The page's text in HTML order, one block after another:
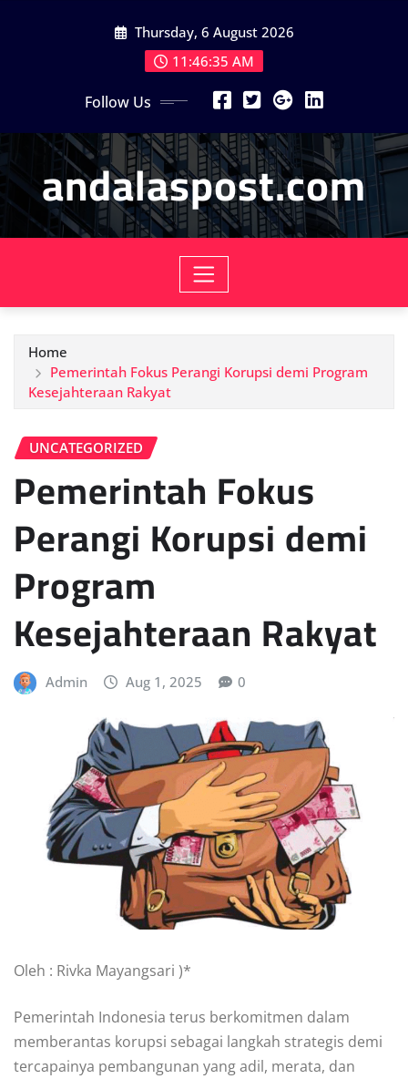
Thursday, 6 August 2026
11:46:37 AM
Follow Us
andalaspost.com
Home
Pemerintah Fokus Perangi Korupsi demi Program
Kesejahteraan Rakyat
UNCATEGORIZED
Pemerintah Fokus
Perangi Korupsi demi
Program
Kesejahteraan Rakyat
Admin Aug 1, 2025 0
Oleh : Rivka Mayangsari )*
Pemerintah Indonesia terus berkomitmen dalam
memberantas korupsi sebagai langkah strategis demi
tercapainya pembangunan yang adil, merata, dan